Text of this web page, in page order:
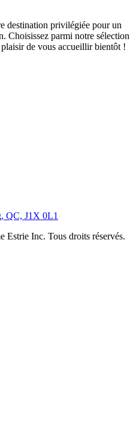
destination privilégiée pour un
Choisissez parmi notre sélection
de vous accueillir bientôt !
QC, J1X 0L1
Inc. Tous droits réservés.